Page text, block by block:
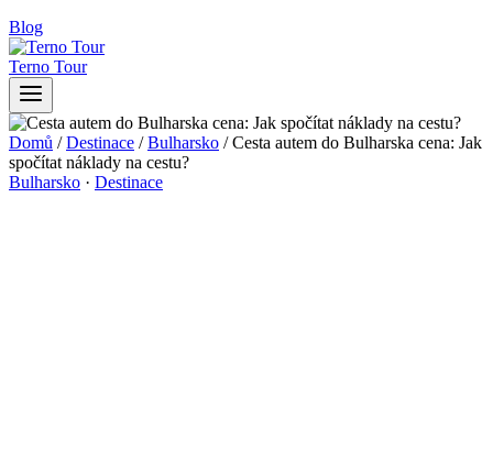
Blog
Terno Tour
Domů / Destinace / Bulharsko / Cesta autem do Bulharska cena: Jak
spočítat náklady na cestu?
Bulharsko · Destinace